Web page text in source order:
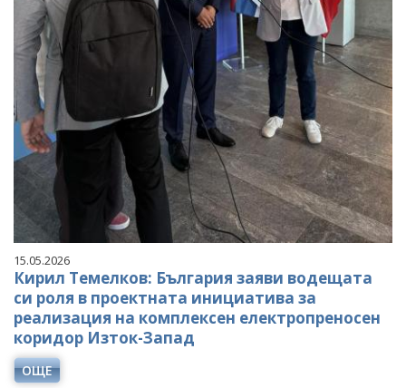
15.05.2026
Кирил Темелков: България заяви водещата
си роля в проектната инициатива за
реализация на комплексен електропреносен
коридор Изток-Запад
ОЩЕ